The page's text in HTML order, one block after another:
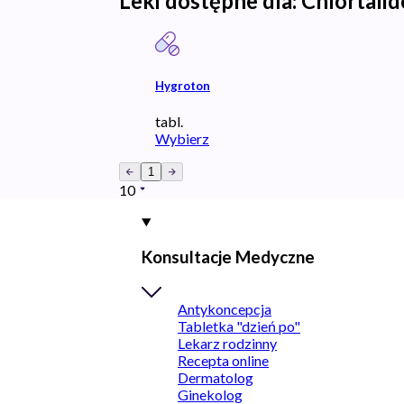
Hygroton
tabl.
Wybierz
1
10
Konsultacje Medyczne
Antykoncepcja
Tabletka "dzień po"
Lekarz rodzinny
Recepta online
Dermatolog
Ginekolog